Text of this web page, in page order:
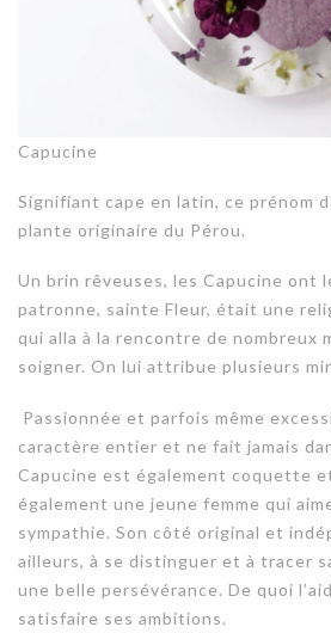
Capucine
Signifiant cape en latin, ce prénom
plante originaire du Pérou.
Un brin rêveuses, les Capucine ont
patronne, sainte Fleur, était une
qui alla à la rencontre de nombreux
soigner. On lui attribue plusieurs
Passionnée et parfois même
caractère entier et ne fait jamais
Capucine est également coquette
également une jeune femme qui
sympathie. Son côté original et
ailleurs, à se distinguer et à tracer
une belle persévérance. De quoi
satisfaire ses ambitions.